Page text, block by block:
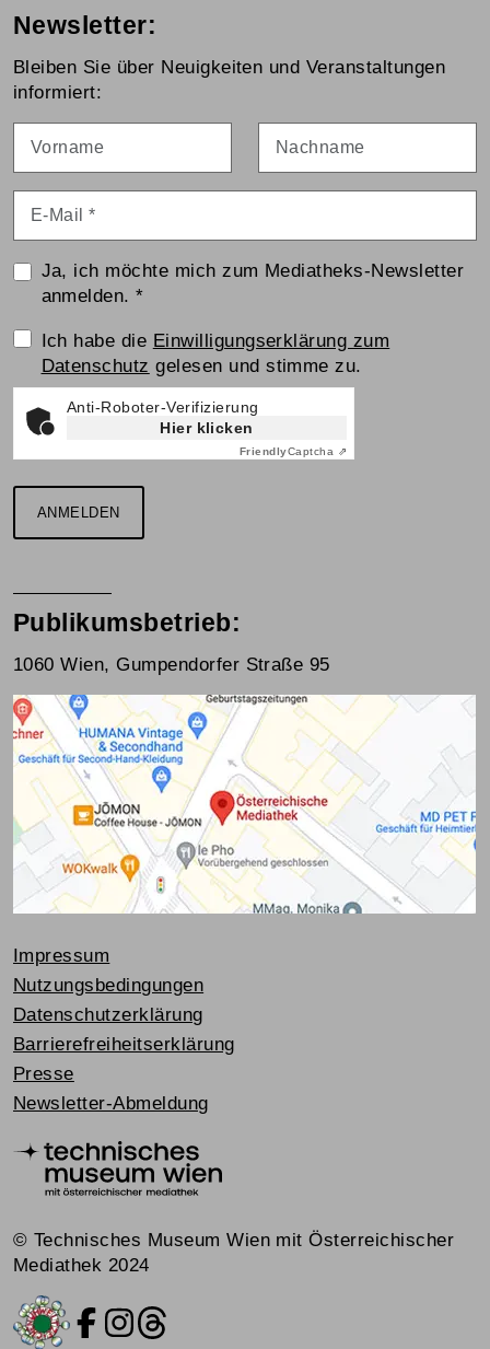
Newsletter:
Bleiben Sie über Neuigkeiten und Veranstaltungen
informiert:
Ja, ich möchte mich zum Mediatheks-Newsletter
anmelden.*
Einwilligungserklärung
Ich habe die Einwilligungserklärung zum
Datenschutz gelesen und stimme zu.
Anti-Roboter-Verifizierung
Hier klicken
FriendlyCaptcha ⇗
ANMELDEN
Publikumsbetrieb:
1060 Wien, Gumpendorfer Straße 95
Impressum
Nutzungsbedingungen
Datenschutzerklärung
Barrierefreiheitserklärung
Presse
Newsletter-Abmeldung
© Technisches Museum Wien mit Österreichischer
Mediathek 2024